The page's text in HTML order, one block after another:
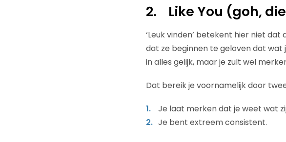
2. Like You (goh,
‘Leuk vinden’ betekent hier niet
dat ze beginnen te geloven dat wat
in alles gelijk, maar je zult wel
Dat bereik je voornamelijk door
Je laat merken dat je weet wat
Je bent extreem consistent.